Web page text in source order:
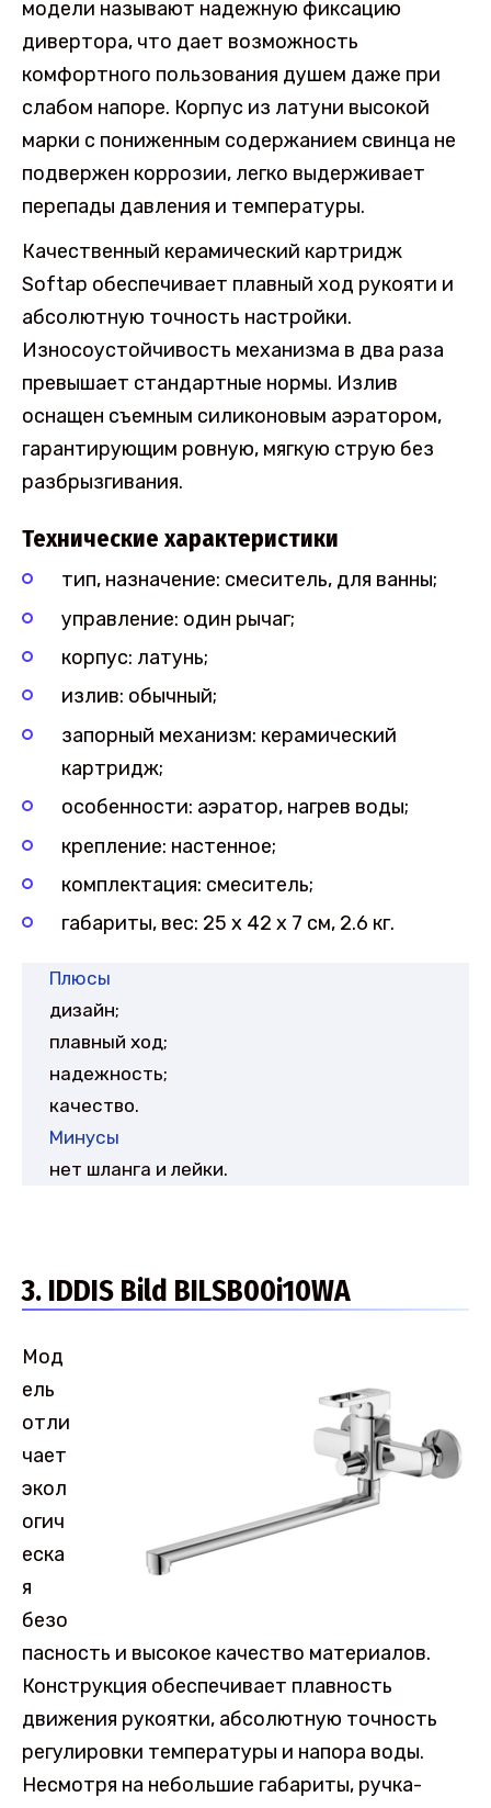
модели называют надежную фиксацию
дивертора, что дает возможность
комфортного пользования душем даже при
слабом напоре. Корпус из латуни высокой
марки с пониженным содержанием свинца не
подвержен коррозии, легко выдерживает
перепады давления и температуры.
Качественный керамический картридж
Softap обеспечивает плавный ход рукояти и
абсолютную точность настройки.
Износоустойчивость механизма в два раза
превышает стандартные нормы. Излив
оснащен съемным силиконовым аэратором,
гарантирующим ровную, мягкую струю без
разбрызгивания.
Технические характеристики
тип, назначение: смеситель, для ванны;
управление: один рычаг;
корпус: латунь;
излив: обычный;
запорный механизм: керамический
картридж;
особенности: аэратор, нагрев воды;
крепление: настенное;
комплектация: смеситель;
габариты, вес: 25 х 42 х 7 см, 2.6 кг.
Плюсы
дизайн;
плавный ход;
надежность;
качество.
Минусы
нет шланга и лейки.
3. IDDIS Bild BILSB00i10WA
Мод
ель
отли
чает
экол
огич
еска
я
безо
пасность и высокое качество материалов.
Конструкция обеспечивает плавность
движения рукоятки, абсолютную точность
регулировки температуры и напора воды.
Несмотря на небольшие габариты, ручка-